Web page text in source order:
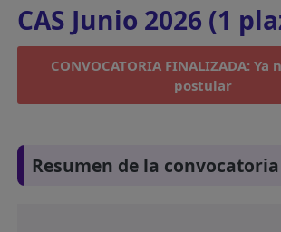
CAS Junio 2026 (1
CONVOCATORIA FINALIZADA: Ya
postular
Resumen de la convocatoria